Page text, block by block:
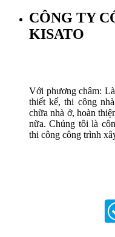
CÔNG TY
KISATO
Với phương châm:
thiết kế, thi công
chữa nhà ở, hoàn
nữa. Chúng tôi là
thi công công trình